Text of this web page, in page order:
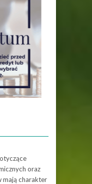
oraz
mają charakter